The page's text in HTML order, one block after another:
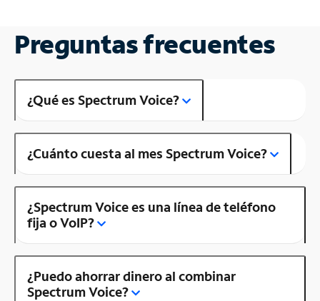
Preguntas frecuentes
¿Qué es Spectrum Voice?
¿Cuánto cuesta al mes Spectrum Voice?
¿Spectrum Voice es una línea de teléfono
fija o VoIP?
¿Puedo ahorrar dinero al combinar
Spectrum Voice?